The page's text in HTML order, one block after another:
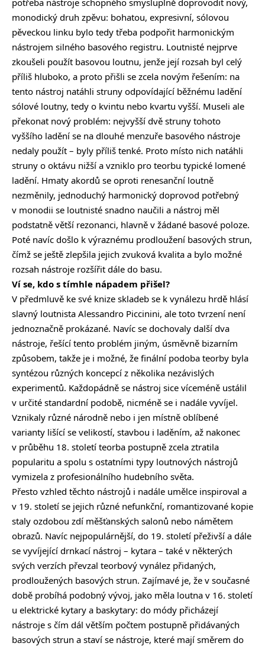
monodický druh zpěvu: bohatou, expresivní, sólovou
pěveckou linku bylo tedy třeba podpořit harmonickým
nástrojem silného basového registru. Loutnisté nejprve
zkoušeli použít basovou loutnu, jenže její rozsah byl celý
příliš hluboko, a proto přišli se zcela novým řešením: na
tento nástroj natáhli struny odpovídající běžnému ladění
sólové loutny, tedy o kvintu nebo kvartu vyšší. Museli ale
překonat nový problém: nejvyšší dvě struny tohoto
vyššího ladění se na dlouhé menzuře basového nástroje
nedaly použít – byly příliš tenké. Proto místo nich natáhli
struny o oktávu nižší a vzniklo pro teorbu typické lomené
ladění. Hmaty akordů se oproti renesanční loutně
nezměnily, jednoduchý harmonický doprovod potřebný
v monodii se loutnisté snadno naučili a nástroj měl
podstatně větší rezonanci, hlavně v žádané basové poloze.
Poté navíc došlo k výraznému prodloužení basových strun,
čímž se ještě zlepšila jejich zvuková kvalita a bylo možné
rozsah nástroje rozšířit dále do basu.
Ví se, kdo s tímhle nápadem přišel?
V předmluvě ke své knize skladeb se k vynálezu hrdě hlásí
slavný loutnista Alessandro Piccinini, ale toto tvrzení není
jednoznačně prokázané. Navíc se dochovaly další dva
nástroje, řešící tento problém jiným, úsměvně bizarním
způsobem, takže je i možné, že finální podoba teorby byla
syntézou různých koncepcí z několika nezávislých
experimentů. Každopádně se nástroj sice víceméně ustálil
v určité standardní podobě, nicméně se i nadále vyvíjel.
Vznikaly různé národně nebo i jen místně oblíbené
varianty lišící se velikostí, stavbou i laděním, až nakonec
v průběhu 18. století teorba postupně zcela ztratila
popularitu a spolu s ostatními typy loutnových nástrojů
vymizela z profesionálního hudebního světa.
Přesto vzhled těchto nástrojů i nadále umělce inspiroval a
v 19. století se jejich různé nefunkční, romantizované kopie
staly ozdobou zdí měšťanských salonů nebo námětem
obrazů. Navíc nejpopulárnější, do 19. století přeživší a dále
se vyvíjející drnkací nástroj – kytara – také v některých
svých verzích převzal teorbový vynález přidaných,
prodloužených basových strun. Zajímavé je, že v současné
době probíhá podobný vývoj, jako měla loutna v 16. století
u elektrické kytary a baskytary: do módy přicházejí
nástroje s čím dál větším počtem postupně přidávaných
basových strun a staví se nástroje, které mají směrem do